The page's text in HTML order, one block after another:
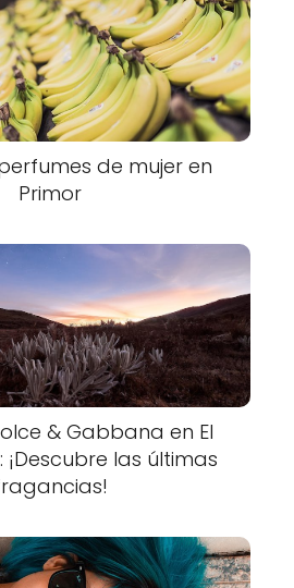
de mujer en
Primor
& Gabbana en El
¡Descubre las últimas